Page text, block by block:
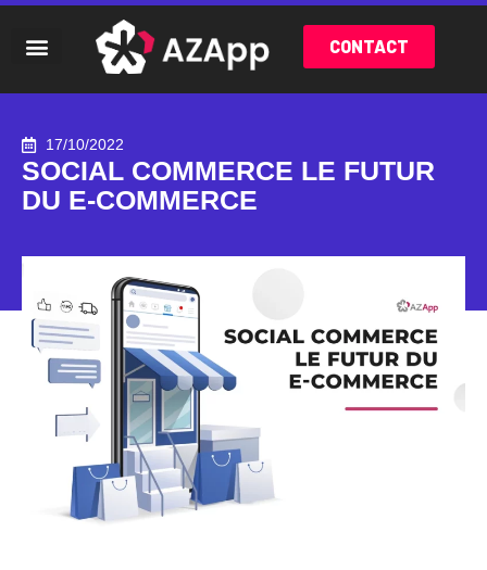
CONTACT
17/10/2022
SOCIAL COMMERCE LE FUTUR
DU E-COMMERCE